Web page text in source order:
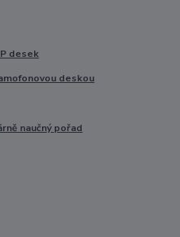
desek
deskou
naučný pořad